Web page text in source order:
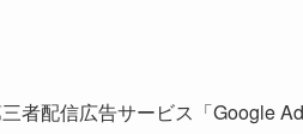
者配信広告サービス「Google